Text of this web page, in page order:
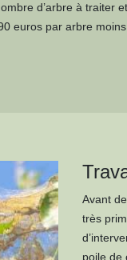
d’arbre à traiter
euros par arbre
Avant
très
poile de